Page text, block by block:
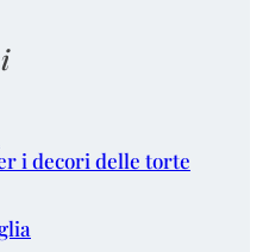
i decori delle torte